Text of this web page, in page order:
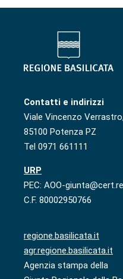
Contatti e indirizzi
Viale Vincenzo
85100 Potenza PZ
Tel 0971 661111
URP
PEC: AOO-
C.F. 80002950766
regione.basilicata.it
agr.regione.basilicata.it
Agenzia stampa della